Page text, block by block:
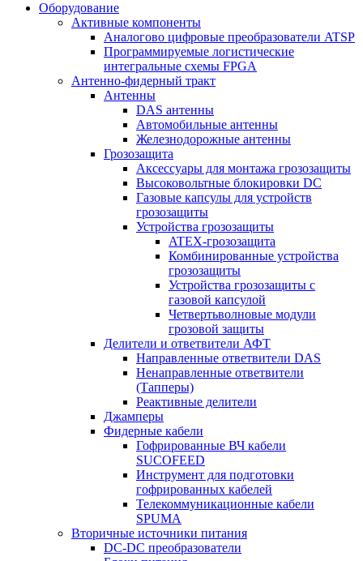
Оборудование
Активные компоненты
Аналогово цифровые преобразователи ATSP
Программируемые логистические
интегральные схемы FPGA
Антенно-фидерный тракт
Антенны
DAS антенны
Автомобильные антенны
Железнодорожные антенны
Грозозащита
Аксессуары для монтажа грозозащиты
Высоковольтные блокировки DC
Газовые капсулы для устройств
грозозащиты
Устройства грозозащиты
ATEX-грозозащита
Комбинированные устройства
грозозащиты
Устройства грозозащиты с
газовой капсулой
Четвертьволновые модули
грозовой защиты
Делители и ответвители АФТ
Направленные ответвители DAS
Ненаправленные ответвители
(Тапперы)
Реактивные делители
Джамперы
Фидерные кабели
Гофрированные ВЧ кабели
SUCOFEED
Инструмент для подготовки
гофрированных кабелей
Телекоммуникационные кабели
SPUMA
Вторичные источники питания
DC-DC преобразователи